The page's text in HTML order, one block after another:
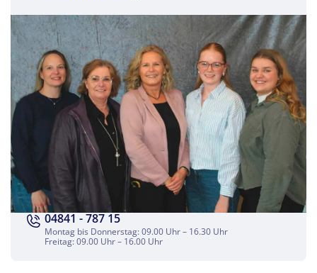
Telegram
per E-Mail senden
Link kopieren
04841 - 787 15
Montag bis Donnerstag: 09.00 Uhr – 16.30 Uhr
Freitag: 09.00 Uhr – 16.00 Uhr